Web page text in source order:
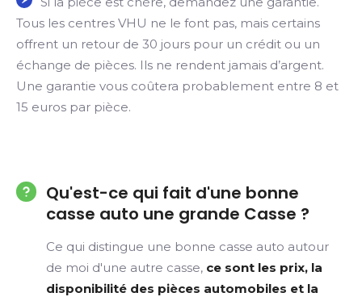
Tous les centres VHU ne le font pas, mais certains
offrent un retour de 30 jours pour un crédit ou un
échange de pièces. Ils ne rendent jamais d’argent.
Une garantie vous coûtera probablement entre 8 et
15 euros par pièce.
Qu'est-ce qui fait d'une bonne
casse auto une grande Casse ?
Ce qui distingue une bonne casse auto autour
de moi d'une autre casse, ce sont les prix, la
disponibilité des pièces automobiles et la